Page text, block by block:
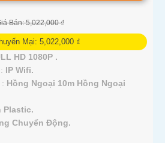
Bán: 5,022,000 ₫
Mại: 5,022,000 ₫
HD 1080P .
IP Wifi.
Hồng Ngoại 10m Hồng Ngoại
Plastic.
Chuyển Động.